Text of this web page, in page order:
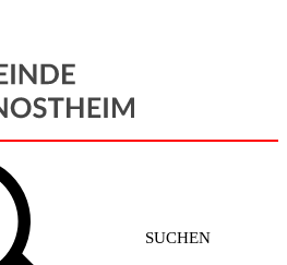
SUCHEN